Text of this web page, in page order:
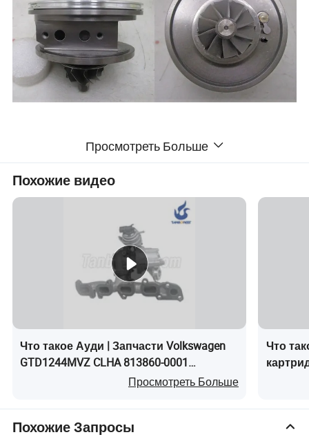
Просмотреть Больше
Похожие видео
Что такое Ауди | Запчасти Volkswagen
GTD1244MVZ CLHA 813860-0001
турбокомпрессор турбоПросмотреть Больше
Что
Похожие Запросы